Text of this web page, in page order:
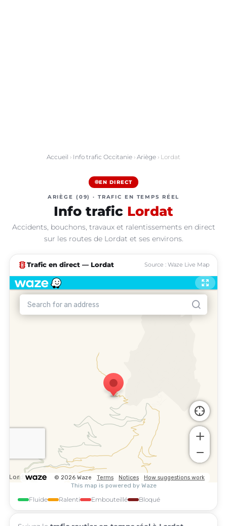
Accueil › Info trafic Occitanie › Ariège › Lordat
EN DIRECT
ARIÈGE (09) · TRAFIC EN TEMPS RÉEL
Info trafic Lordat
Accidents, bouchons, travaux et ralentissements en direct
sur les routes de Lordat et ses environs.
traffic Trafic en direct — Lordat Source : Waze Live Map
Fluide Ralenti Embouteillé Bloqué